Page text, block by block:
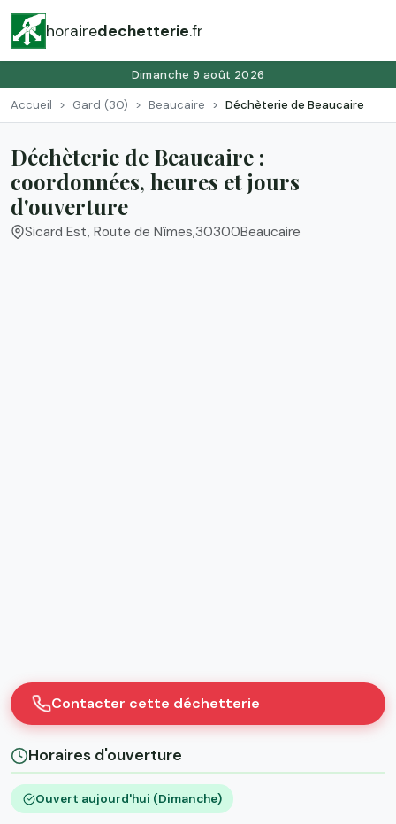
horairedechetterie.fr
Dimanche 9 août 2026
Accueil Gard (30) Beaucaire Déchèterie de Beaucaire
Déchèterie de Beaucaire :
coordonnées, heures et jours
d'ouverture
Sicard Est, Route de Nîmes,30300Beaucaire
Contacter cette déchetterie
Horaires d'ouverture
Ouvert aujourd'hui (Dimanche)